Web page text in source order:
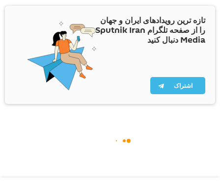
تازه ترین رویدادهای ایران و جهان
را از صفحه تلگرام Sputnik Iran
Media دنبال کنید
اشتراک